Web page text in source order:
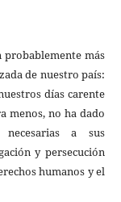
más
de nuestro país:
días carente
menos, no ha dado
necesarias a sus
y persecución
humanos y el